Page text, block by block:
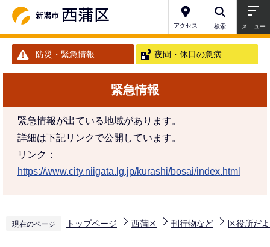
ジ
先
アクセス 検索 メニュー
防災・緊急情報 夜間・休日の急病
緊急情報
緊急情報が出ている地域があります。
詳細は下記リンクで公開しています。
リンク：
https://www.city.niigata.lg.jp/kurashi/bosai/index.html
現在のページ トップページ 西蒲区 刊行物など 区役所だ